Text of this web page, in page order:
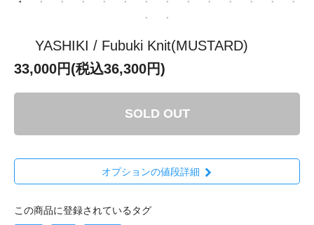
YASHIKI / Fubuki Knit(MUSTARD)
33,000円(税込36,300円)
SOLD OUT
オプションの値段詳細
この商品に登録されているタグ